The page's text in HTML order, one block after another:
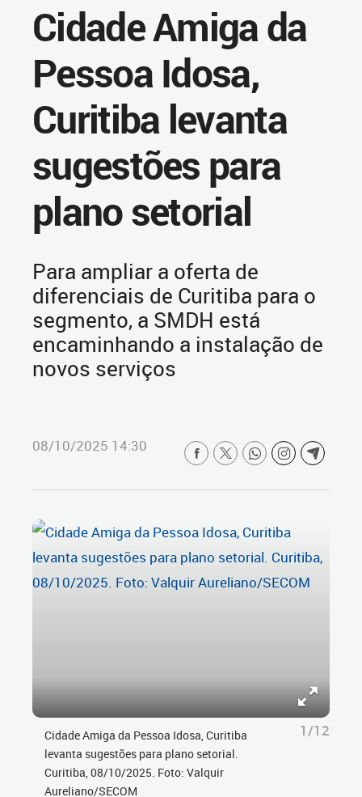
Cidade Amiga da
Pessoa Idosa,
Curitiba levanta
sugestões para
plano setorial
Para ampliar a oferta de
diferenciais de Curitiba para o
segmento, a SMDH está
encaminhando a instalação de
novos serviços
08/10/2025 14:30
Cidade Amiga da Pessoa Idosa, Curitiba
levanta sugestões para plano setorial.
Curitiba, 08/10/2025. Foto: Valquir
Aureliano/SECOM
1/12